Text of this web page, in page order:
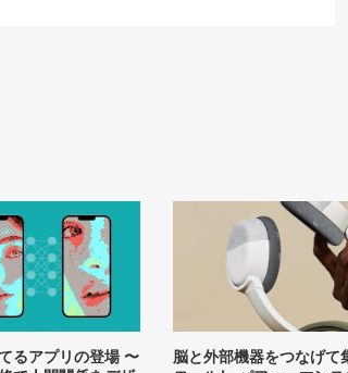
るアプリの登場 〜
脳と外部機器をつなげて